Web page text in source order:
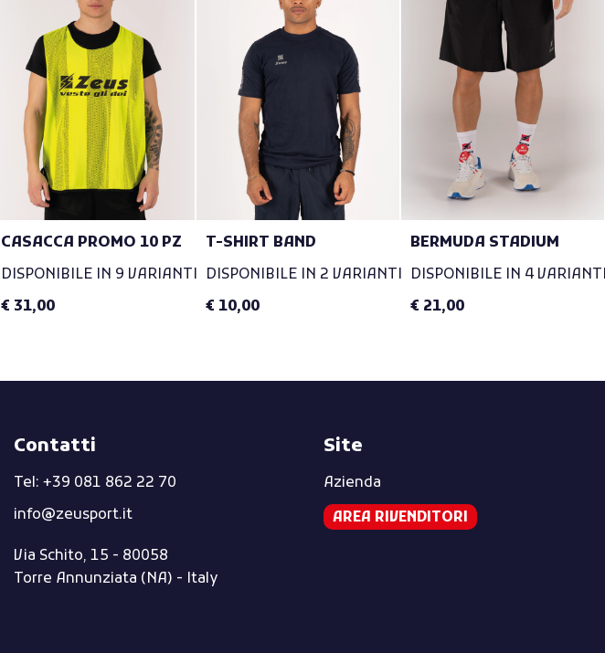
CASACCA PROMO 10 PZ
DISPONIBILE IN 9 VARIANTI
€ 31,00
T-SHIRT BAND
DISPONIBILE IN 2 VARIANTI
€ 10,00
BERMUDA STADIUM
DISPONIBILE IN 4
€ 21,00
Contatti
Tel: +39 081 862 22 70
info@zeusport.it
Via Schito, 15 - 80058
Torre Annunziata (NA) - Italy
Site
Azienda
AREA RIVENDITORI